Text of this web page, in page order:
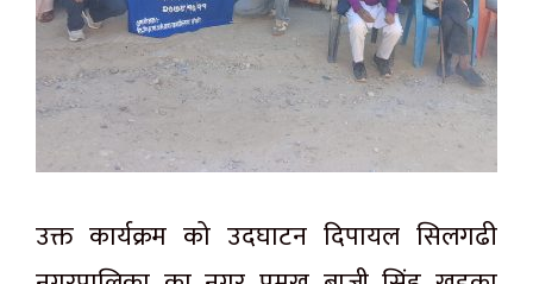
उक्त कार्यक्रम को उदघाटन दिपायल सिलगढी